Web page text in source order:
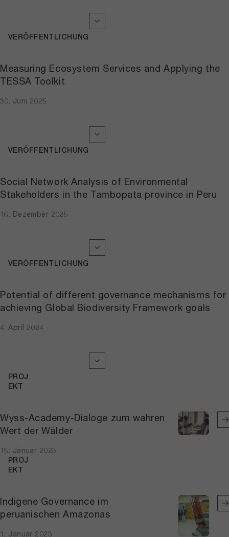
Measuring Ecosystem Services and Applying the
TESSA Toolkit
30. Juni 2025
VERÖFFENTLICHUNG
Social Network Analysis of Environmental
Stakeholders in the Tambopata province in Peru
16. Dezember 2025
VERÖFFENTLICHUNG
Potential of different governance mechanisms for
achieving Global Biodiversity Framework goals
4. April 2024
VERÖFFENTLICHUNG
Wyss-Academy-Dialoge zum wahren
Wert der Wälder
15. Januar 2023
PROJ
EKT
Indigene Governance im
peruanischen Amazonas
1. Januar 2023
PROJ
EKT